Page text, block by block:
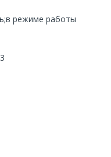
режиме работы